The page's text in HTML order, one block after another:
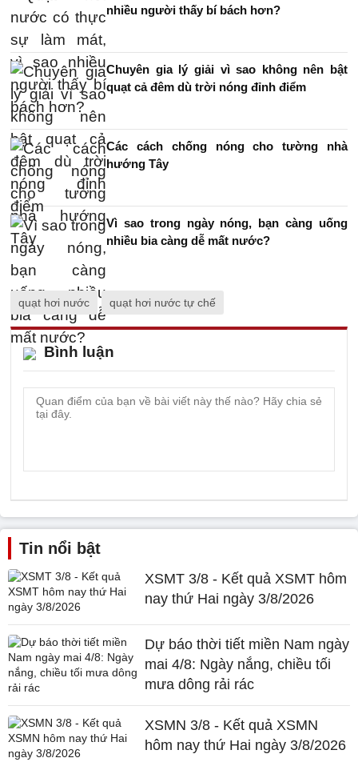
nhiều người thấy bí bách hơn?
Chuyên gia lý giải vì sao không nên bật
quạt cả đêm dù trời nóng đỉnh điểm
Các cách chống nóng cho tường nhà
hướng Tây
Vì sao trong ngày nóng, bạn càng uống
nhiều bia càng dễ mất nước?
quạt hơi nước quạt hơi nước tự chế
Bình luận
Tin nổi bật
XSMT 3/8 - Kết quả XSMT hôm
nay thứ Hai ngày 3/8/2026
Dự báo thời tiết miền Nam ngày
mai 4/8: Ngày nắng, chiều tối
mưa dông rải rác
XSMN 3/8 - Kết quả XSMN
hôm nay thứ Hai ngày 3/8/2026